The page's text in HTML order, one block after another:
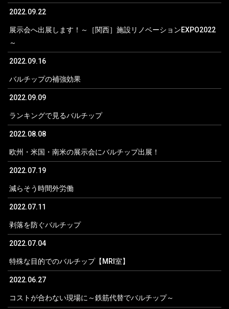
2022.09.22
展示会へ出展します！～［関西］施設リノベーションEXPO2022
～
2022.09.16
バルチップの補強効果
2022.09.09
ランキングで見るバルチップ
2022.08.08
欧州・米国・南米の展示会にバルチップ出展！
2022.07.19
減らそう時間外労働
2022.07.11
剥落を防ぐバルチップ
2022.07.04
特殊な目的でのバルチップ【MRI室】
2022.06.27
コストが合わない現場に～鉄筋代替でバルチップ～